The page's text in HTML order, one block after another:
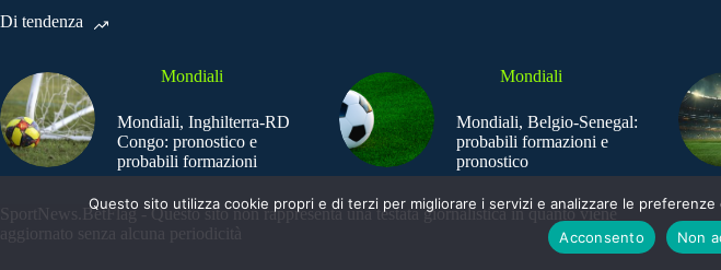
Di tendenza
Mondiali
Mondiali, Inghilterra-RD
Congo: pronostico e
probabili formazioni
Mondiali
Mondiali, Belgio-Senegal:
probabili formazioni e
pronostico
SportNews.BetFlag - Questo sito non rappresenta una testata giornalistica in quanto viene
aggiornato senza alcuna periodicità
Questo sito utilizza cookie propri e di terzi per migliorare i servizi e analizzare le
Acconsento
Non